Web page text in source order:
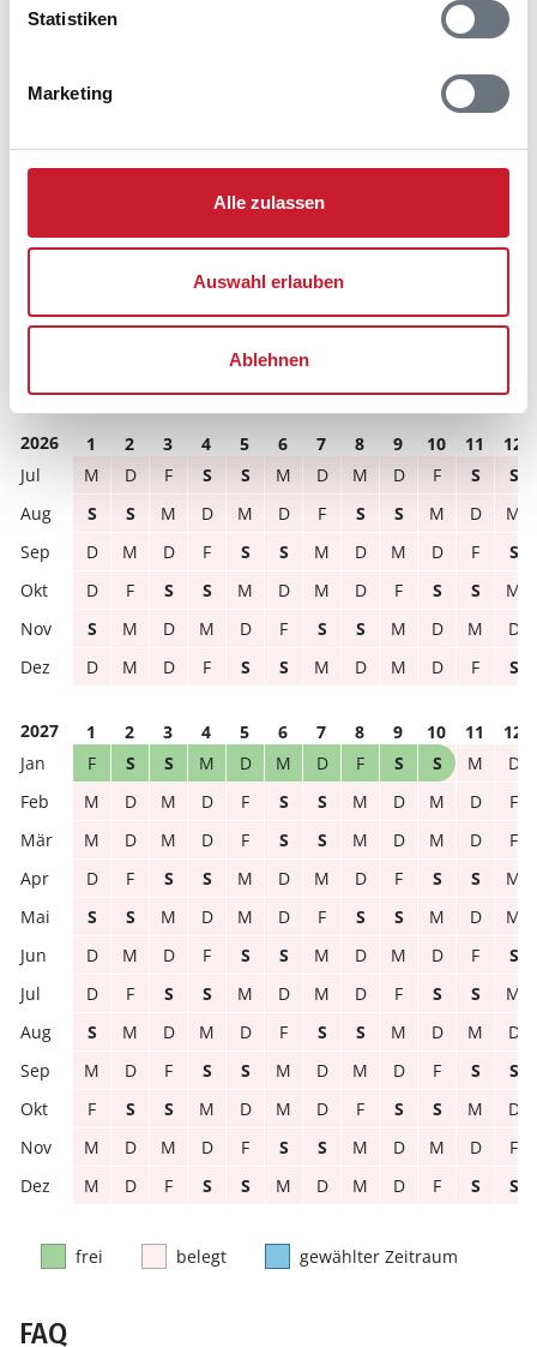
Statistiken
Marketing
Alle zulassen
Auswahl erlauben
Ablehnen
Anreisetag im Belegungskalender anklicken
Sie bekommen Verfügbarkeit und Preis angezeigt
Bitte beachten Sie, dass sich bei Änderungen des
Reisezeitraumes auch Änderungen bei der
können.
2026 1 2 3 4 5 6 7 8 9 10 11
12
M
D F S S M D M D F S
S
S
S M D M D F S S M D
M
D
M D F S S M D M D F
S
D
F S S M D M D F S S
M
S
M D M D F S S M D M
D
D
M D F S S M D M D F S
2027 1 2 3 4 5 6 7 8 9 10 11
12
F
S S M D M D F S S M
D
M
D M D F S S M D M D
F
M
D M D F S S M D M D
F
D
F S S M D M D F S S
M
S
S M D M D F S S M D
M
D
M D F S S M D M D F
S
D
F S S M D M D F S S
M
S
M D M D F S S M D M
D
M
D F S S M D M D F S
S
F
S S M D M D F S S M
D
M
D M D F S S M D M D
F
M
D F S S M D M D F S S
frei belegt gewählter Zeitraum
FAQ